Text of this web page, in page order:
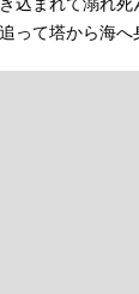
込まれて溺れ
って塔から海へ